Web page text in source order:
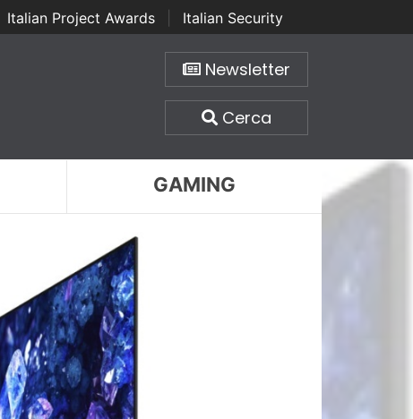
Italian Project Awards
Italian Security
Newsletter
Cerca
GAMING